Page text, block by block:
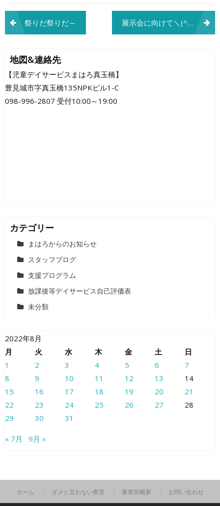
投
稿
ナ
ビ
ゲ
祭りだ祭りだ～ 展示会に向けて＼(^o^)／
地図&連絡先
【児童デイサービスまはろ真玉橋】
豊見城市字真玉橋135NPKビル1-C
098-996-2807 受付10:00～19:00
カテゴリー
まはろからのお知らせ
スタッフブログ
支援プログラム
放課後等デイサービス自己評価表
未分類
2022年8月
月
火 水 木 金 土
日
1
2 3 4 5 6
7
8
9 10 11 12 13
14
15
16 17 18 19 20
21
22
23 24 25 26 27
28
29
30 31
« 7月 9月 »
ホーム ダメと言わない療育 事業所概要 お問い合わせ